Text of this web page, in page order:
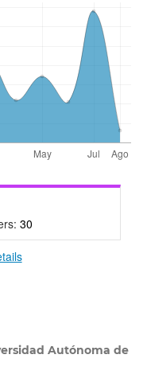
30
Autónoma de